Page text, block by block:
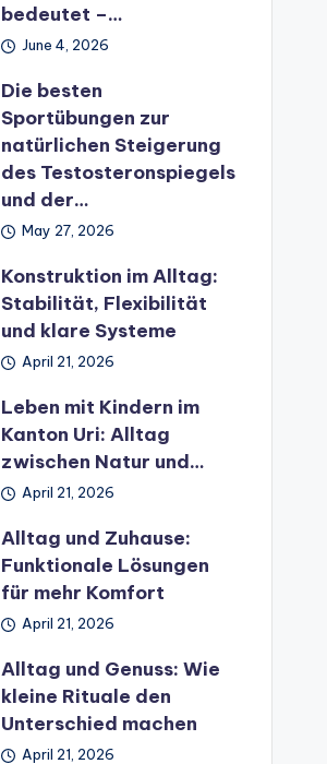
bedeutet –…
June 4, 2026
Die besten
Sportübungen zur
natürlichen Steigerung
des Testosteronspiegels
und der…
May 27, 2026
Konstruktion im Alltag:
Stabilität, Flexibilität
und klare Systeme
April 21, 2026
Leben mit Kindern im
Kanton Uri: Alltag
zwischen Natur und…
April 21, 2026
Alltag und Zuhause:
Funktionale Lösungen
für mehr Komfort
April 21, 2026
Alltag und Genuss: Wie
kleine Rituale den
Unterschied machen
April 21, 2026